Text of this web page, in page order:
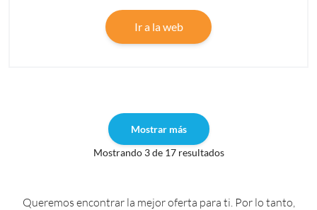
Ir a la web
Mostrar más
Mostrando 3 de 17 resultados
Queremos encontrar la mejor oferta para ti. Por lo tanto,